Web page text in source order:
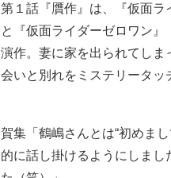
第１話『贋作』は、『仮面
と『仮面ライダーゼロワン
演作。妻に家を出られてしま
会いと別れをミステリータッ
賀集「鶴嶋さんとは“初めま
的に話し掛けるようにしま